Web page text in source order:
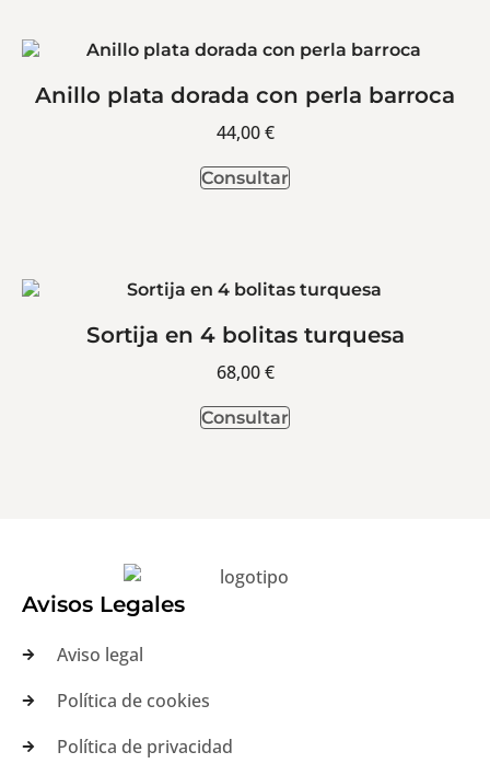
Anillo plata dorada con perla barroca
44,00€
Consultar
Sortija en 4 bolitas turquesa
68,00€
Consultar
Avisos Legales
Aviso legal
Política de cookies
Política de privacidad